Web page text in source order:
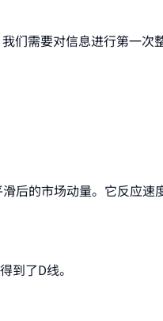
们需要对信息进行第一次
后的市场动量。它反应速
到了D线。